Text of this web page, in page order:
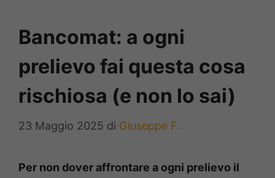
Bancomat: a ogni
prelievo fai questa cosa
rischiosa (e non lo sai)
23 Maggio 2025 di Giuseppe F.
Per non dover affrontare a ogni prelievo il